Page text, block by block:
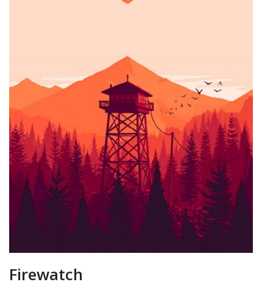
Firewatch